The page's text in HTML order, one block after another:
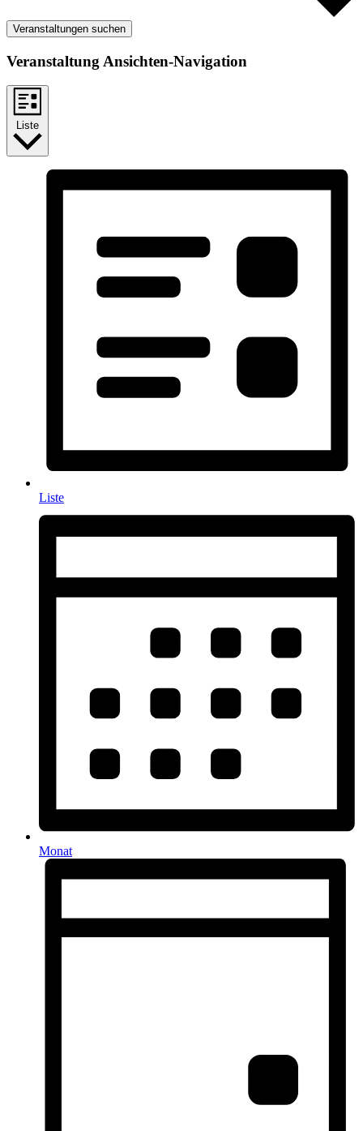
Veranstaltungen suchen
Veranstaltung Ansichten-Navigation
Liste
Liste
Monat